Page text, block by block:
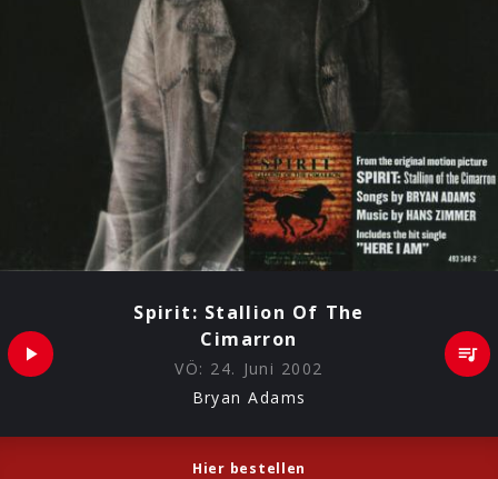
Spirit: Stallion Of The
Cimarron
VÖ: 24. Juni 2002
Bryan Adams
Hier bestellen